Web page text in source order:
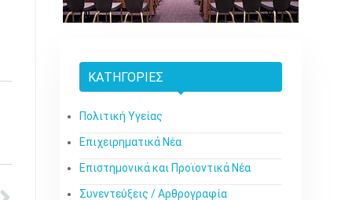
ΚΑΤΗΓΟΡΊΕΣ
Πολιτική Υγείας
Επιχειρηματικά Νέα
Επιστημονικά και Προϊοντικά Νέα
Συνεντεύξεις / Αρθρογραφία